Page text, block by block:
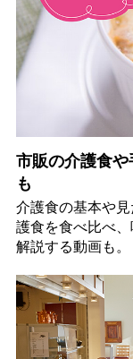
市販の介護食
も
介護食の基本や
護食を食べ比べ
解説する動画も。